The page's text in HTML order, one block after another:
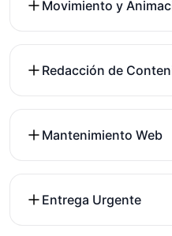
Movimiento y
Redacción de
Mantenimiento Web
Entrega Urgente